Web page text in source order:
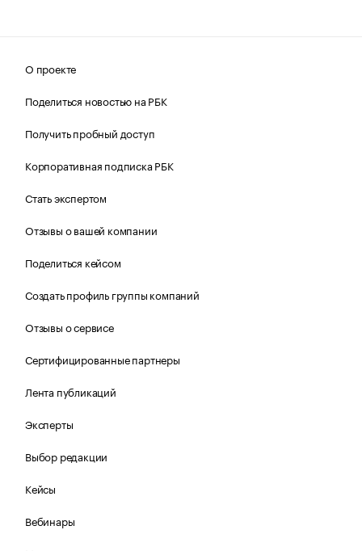
О проекте
Поделиться новостью на РБК
Получить пробный доступ
Корпоративная подписка РБК
Стать экспертом
Отзывы о вашей компании
Поделиться кейсом
Создать профиль группы компаний
Отзывы о сервисе
Сертифицированные партнеры
Лента публикаций
Эксперты
Выбор редакции
Кейсы
Вебинары